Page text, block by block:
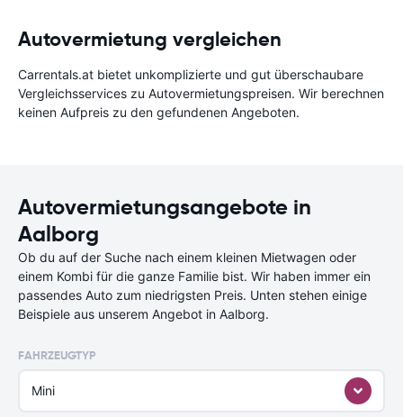
Autovermietung vergleichen
Carrentals.at bietet unkomplizierte und gut überschaubare
Vergleichsservices zu Autovermietungspreisen. Wir berechnen
keinen Aufpreis zu den gefundenen Angeboten.
Autovermietungsangebote in
Aalborg
Ob du auf der Suche nach einem kleinen Mietwagen oder
einem Kombi für die ganze Familie bist. Wir haben immer ein
passendes Auto zum niedrigsten Preis. Unten stehen einige
Beispiele aus unserem Angebot in Aalborg.
FAHRZEUGTYP
Mini